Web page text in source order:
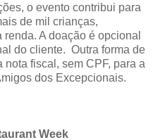
o evento contribui para
de mil crianças,
A doação é opcional
do cliente. Outra forma de
fiscal, sem CPF, para a
dos Excepcionais.
Week